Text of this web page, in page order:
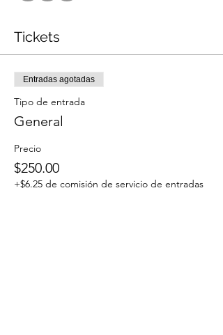
Tickets
Entradas agotadas
Tipo de entrada
General
Precio
$250.00
+$6.25 de comisión de servicio de entradas